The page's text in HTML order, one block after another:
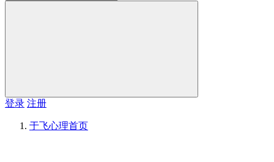
登录 注册
于飞心理首页